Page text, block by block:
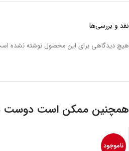
نقد و بررسی‌ها
هیچ دیدگاهی برای این محصول نوشته نشده
همچنین ممکن است دوست
ناموجود